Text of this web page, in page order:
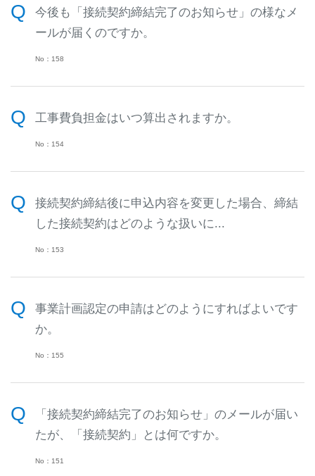
今後も「接続契約締結完了のお知らせ」の様なメ
ールが届くのですか。
No：158
工事費負担金はいつ算出されますか。
No：154
接続契約締結後に申込内容を変更した場合、締結
した接続契約はどのような扱いに...
No：153
事業計画認定の申請はどのようにすればよいです
か。
No：155
「接続契約締結完了のお知らせ」のメールが届い
たが、「接続契約」とは何ですか。
No：151